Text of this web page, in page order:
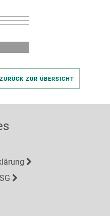
ZURÜCK ZUR ÜBERSICHT